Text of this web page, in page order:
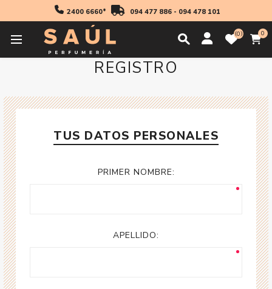
2400 6660* 094 477 886- 094 478 101
0 0
REGISTRO
TUS DATOS PERSONALES
PRIMER NOMBRE:
APELLIDO: